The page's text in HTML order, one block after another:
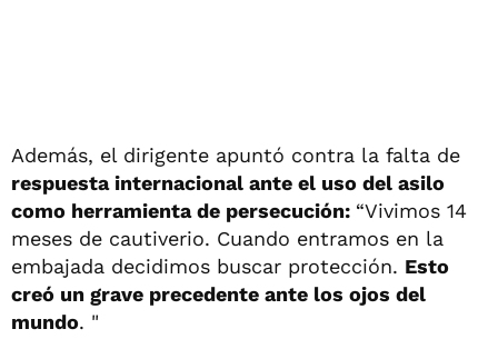
Además, el dirigente apuntó contra la falta de
respuesta internacional ante el uso del asilo
como herramienta de persecución: “Vivimos 14
meses de cautiverio. Cuando entramos en la
embajada decidimos buscar protección. Esto
creó un grave precedente ante los ojos del
mundo. "